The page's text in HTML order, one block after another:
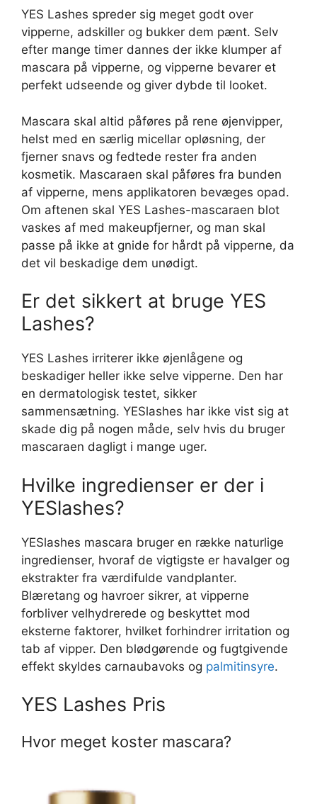
YES Lashes spreder sig meget godt over
vipperne, adskiller og bukker dem pænt. Selv
efter mange timer dannes der ikke klumper af
mascara på vipperne, og vipperne bevarer et
perfekt udseende og giver dybde til looket.
Mascara skal altid påføres på rene øjenvipper,
helst med en særlig micellar opløsning, der
fjerner snavs og fedtede rester fra anden
kosmetik. Mascaraen skal påføres fra bunden
af vipperne, mens applikatoren bevæges opad.
Om aftenen skal YES Lashes-mascaraen blot
vaskes af med makeupfjerner, og man skal
passe på ikke at gnide for hårdt på vipperne, da
det vil beskadige dem unødigt.
Er det sikkert at bruge YES
Lashes?
YES Lashes irriterer ikke øjenlågene og
beskadiger heller ikke selve vipperne. Den har
en dermatologisk testet, sikker
sammensætning. YESlashes har ikke vist sig at
skade dig på nogen måde, selv hvis du bruger
mascaraen dagligt i mange uger.
Hvilke ingredienser er der i
YESlashes?
YESlashes mascara bruger en række naturlige
ingredienser, hvoraf de vigtigste er havalger og
ekstrakter fra værdifulde vandplanter.
Blæretang og havroer sikrer, at vipperne
forbliver velhydrerede og beskyttet mod
eksterne faktorer, hvilket forhindrer irritation og
tab af vipper. Den blødgørende og fugtgivende
effekt skyldes carnaubavoks og palmitinsyre.
YES Lashes Pris
Hvor meget koster mascara?